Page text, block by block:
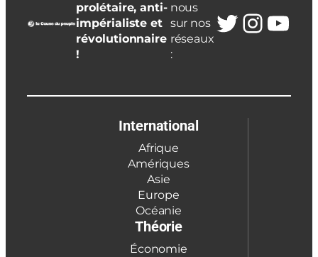
prolétaire, anti-
impérialiste et
révolutionnaire
!
nous
sur nos
réseaux
:
Twitter
International
Afrique
Amériques
Asie
Europe
Océanie
Théorie
Économie